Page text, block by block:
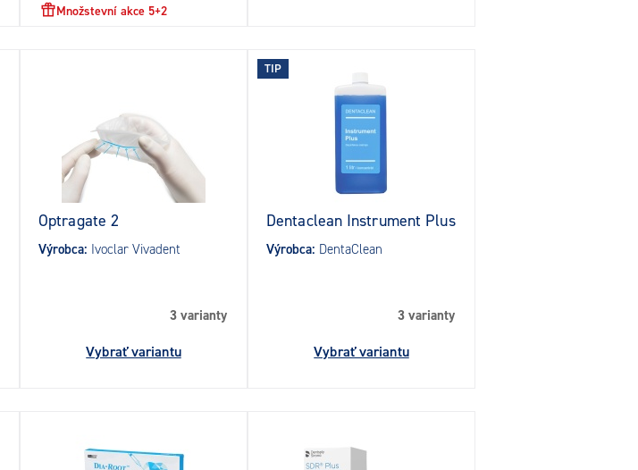
Množstevní akce 5+2
Optragate 2
Výrobca: Ivoclar Vivadent
3 varianty
Vybrať variantu
TIP
Dentaclean Instrument Plus
Výrobca: DentaClean
3 varianty
Vybrať variantu